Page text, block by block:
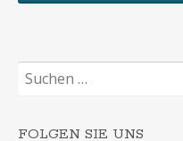
Suchen
nach:
FOLGEN SIE UNS